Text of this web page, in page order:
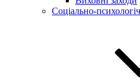
Соціально-